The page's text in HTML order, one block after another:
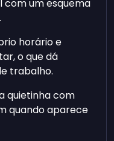
um esquema
horário e
o que dá
trabalho.
quietinha com
quando aparece